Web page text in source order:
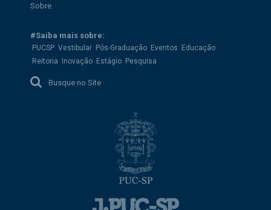
Sobre
#Saiba mais sobre:
PUCSP Vestibular Pós-Graduação Eventos
Educação
Reitoria
Inovação Estágio Pesquisa
Busque no Site